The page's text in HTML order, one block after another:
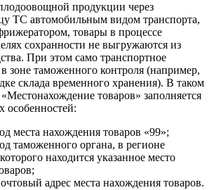
продукции через
ТС автомобильным видом транспорта,
товары в процессе
сохранности не выгружаются из
При этом само транспортное
в зоне таможенного контроля (например,
склада временного хранения). В таком
товаров» заполняется
особенностей:
места нахождения товаров «99»;
таможенного органа, в регионе
находится указанное место
адрес места нахождения товаров.